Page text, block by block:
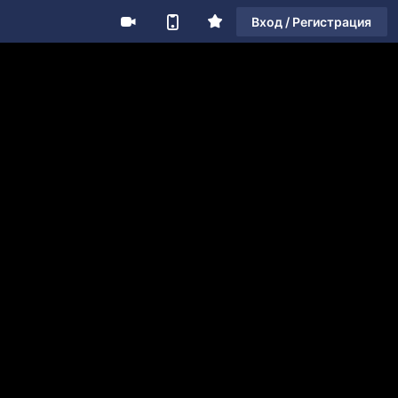
Вход / Регистрация